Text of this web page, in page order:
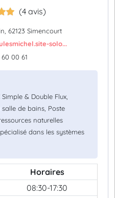
(4 avis)
62123 Simencourt
solo...
00 61
& Double Flux,
de bains, Poste
naturelles
dans les systèmes
Horaires
08:30-17:30